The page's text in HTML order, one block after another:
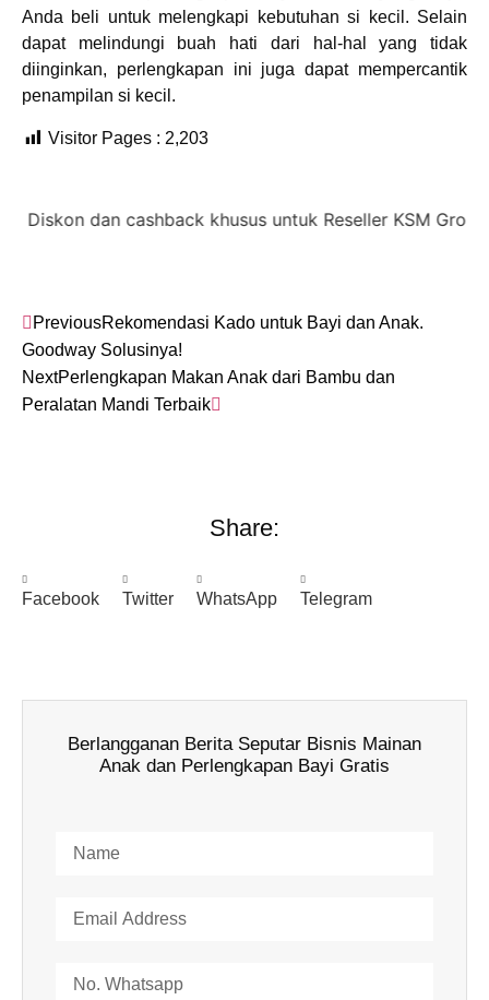
Anda beli untuk melengkapi kebutuhan si kecil. Selain
dapat melindungi buah hati dari hal-hal yang tidak
diinginkan, perlengkapan ini juga dapat mempercantik
penampilan si kecil.
Visitor Pages : 2,203
dan cashback khusus untuk Reseller KSM Group,
PreviousRekomendasi Kado untuk Bayi dan Anak.
Goodway Solusinya!
NextPerlengkapan Makan Anak dari Bambu dan
Peralatan Mandi Terbaik
Share:
Facebook Twitter WhatsApp Telegram
Berlangganan Berita Seputar Bisnis Mainan
Anak dan Perlengkapan Bayi Gratis